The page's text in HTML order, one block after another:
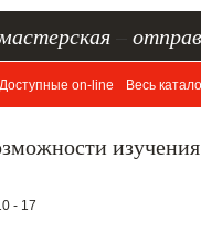
Доступные on-line Весь
изучения
- 17